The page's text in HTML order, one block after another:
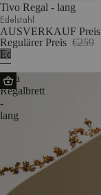
Tivo Regal - lang
Edelstahl
AUSVERKAUF Preis
Regulärer Preis €259
Edelstahl
Lina
Regalbrett
-
lang